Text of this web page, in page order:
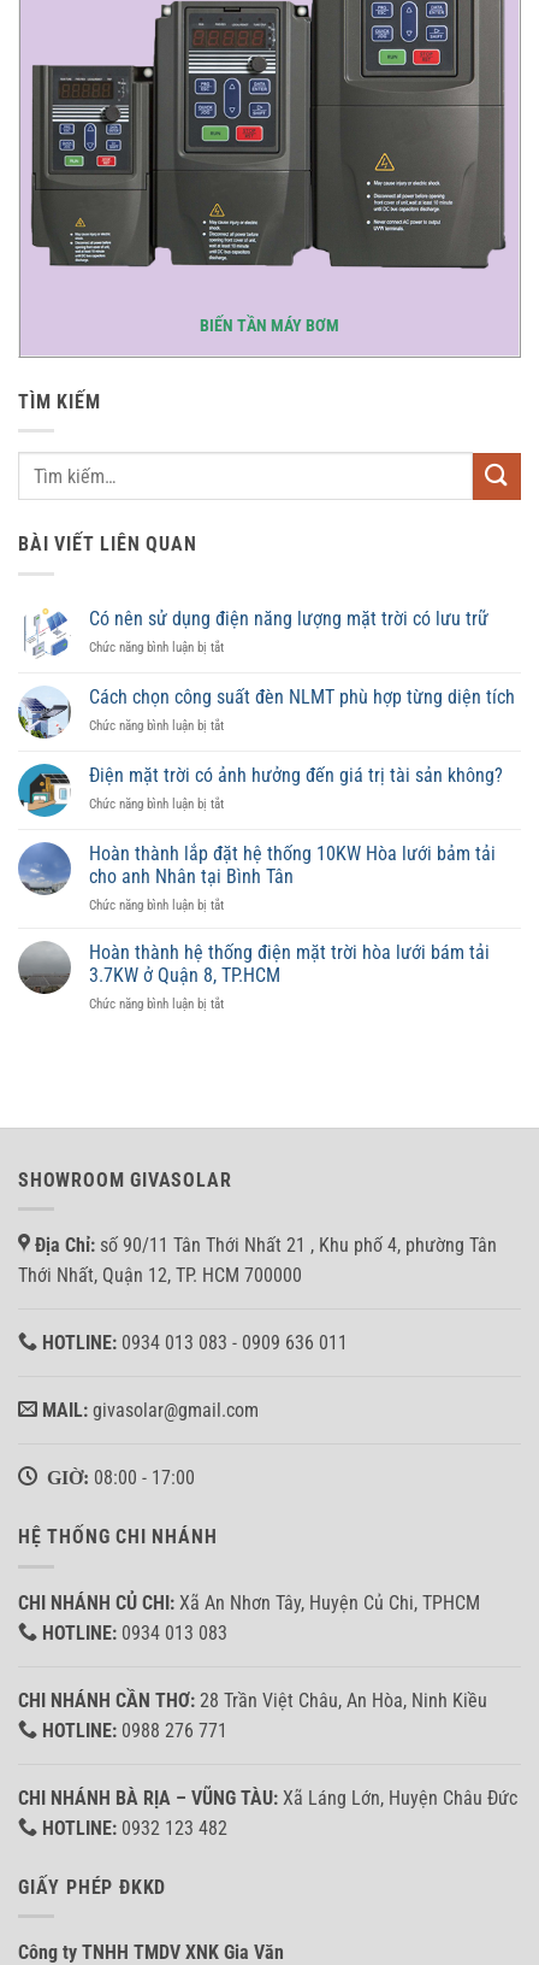
BIẾN TẦN MÁY BƠM
TÌM KIẾM
BÀI VIẾT LIÊN QUAN
Có nên sử dụng điện năng lượng mặt trời có lưu trữ
Chức năng bình luận bị tắtở
nên
sử
dụng
năng
mặt
có
lưu
Cách chọn công suất đèn NLMT phù hợp từng diện tích
Chức năng bình luận bị tắtở
chọn
công
suất
NLMT
phù
hợp
từng
tích
Điện mặt trời có ảnh hưởng đến giá trị tài sản không?
Chức năng bình luận bị tắtở
mặt
trời
có
ảnh
đến
giá
trị
tài
Hoàn thành lắp đặt hệ thống 10KW Hòa lưới bảm tải
cho anh Nhân tại Bình Tân
Chức năng bình luận bị tắtở
thành
lắp
đặt
hệ
tải
anh
Nhân
Tân
Hoàn thành hệ thống điện mặt trời hòa lưới bám tải
3.7KW ở Quận 8, TP.HCM
Chức năng bình luận bị tắtở
mặt
lưới
3.7KW
ở
SHOWROOM GIVASOLAR
Địa Chỉ: số 90/11 Tân Thới Nhất 21 , Khu phố 4, phường Tân
Thới Nhất, Quận 12, TP. HCM 700000
HOTLINE: 0934 013 083 - 0909 636 011
MAIL: givasolar@gmail.com
GIỜ: 08:00 - 17:00
HỆ THỐNG CHI NHÁNH
CHI NHÁNH CỦ CHI: Xã An Nhơn Tây, Huyện Củ Chi, TPHCM
HOTLINE: 0934 013 083
CHI NHÁNH CẦN THƠ: 28 Trần Việt Châu, An Hòa, Ninh Kiều
HOTLINE: 0988 276 771
CHI NHÁNH BÀ RỊA – VŨNG TÀU: Xã Láng Lớn, Huyện Châu Đức
HOTLINE: 0932 123 482
GIẤY PHÉP ĐKKD
Công ty TNHH TMDV XNK Gia Văn